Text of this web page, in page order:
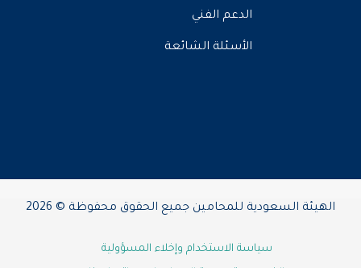
الدعم الفني
الأسئلة الشائعة
الهيئة السعودية للمحامين جميع الحقوق محفوظة © 2026
سياسة الاستخدام وإخلاء المسؤولية